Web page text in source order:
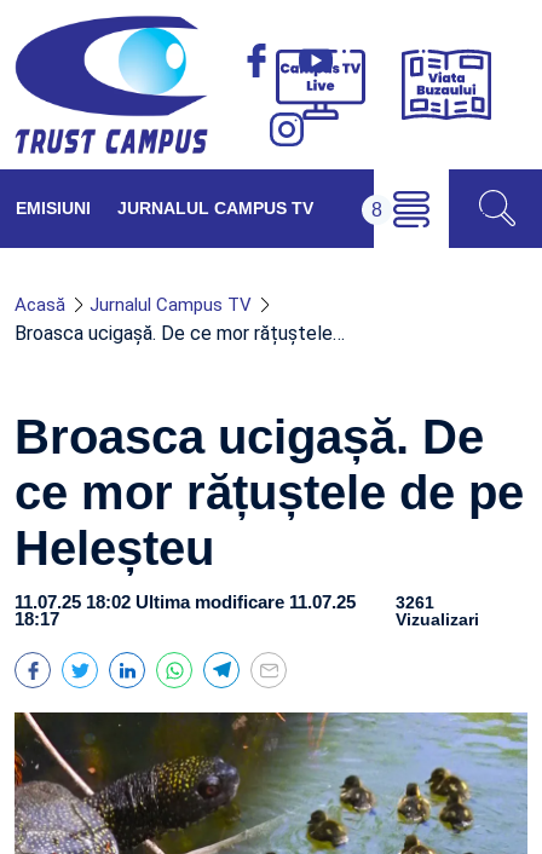
Campus
Viața
EMISIUNI JURNALUL CAMPUS TV
Acasă Jurnalul Campus TV
Broasca ucigașă. De ce mor rățuștele…
Broasca ucigașă. De
ce mor rățuștele de pe
Heleșteu
11.07.25 18:02 Ultima modificare 11.07.25
18:17
3261
Vizualizari